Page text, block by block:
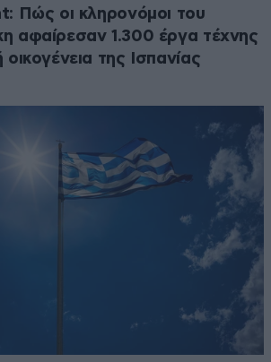
Πώς οι κληρονόμοι του
αφαίρεσαν 1.300 έργα τέχνης
της Ισπανίας